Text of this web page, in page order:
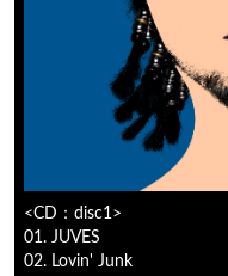
<CD：disc1>
01. JUVES
02. Lovin' Junk